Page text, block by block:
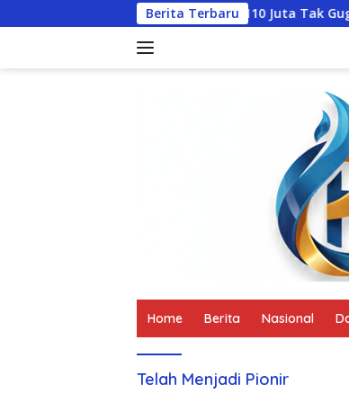
ke
Berita Terbaru
Santunan Rp110 Juta Tak Gugurkan
Home Berita Nasional
Telah Menjadi Pionir